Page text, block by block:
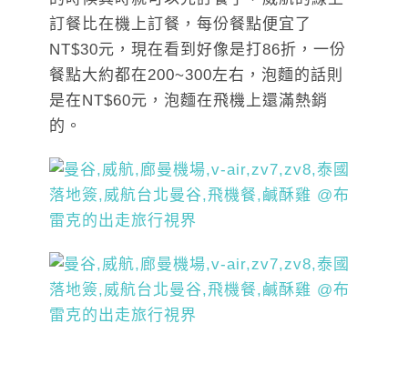
訂餐比在機上訂餐，每份餐點便宜了
NT$30元，現在看到好像是打86折，一份
餐點大約都在200~300左右，泡麵的話則
是在NT$60元，泡麵在飛機上還滿熱銷
的。